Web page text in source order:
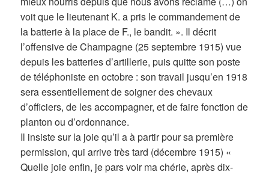
voit que le lieutenant K. a pris le commandement de
la batterie à la place de F., le bandit. ». Il décrit
l’offensive de Champagne (25 septembre 1915) vue
depuis les batteries d’artillerie, puis quitte son poste
de téléphoniste en octobre : son travail jusqu’en 1918
sera essentiellement de soigner des chevaux
d’officiers, de les accompagner, et de faire fonction de
planton ou d’ordonnance.
Il insiste sur la joie qu’il a à partir pour sa première
permission, qui arrive très tard (décembre 1915) «
Quelle joie enfin, je pars voir ma chérie, après dix-